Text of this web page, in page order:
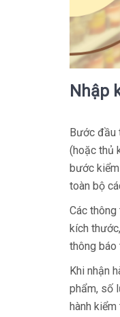
Nhập
Bước đầu
(hoặc thủ
bước
toàn bộ
Các
kích
thông báo
Khi nhận
phẩm, số
hành